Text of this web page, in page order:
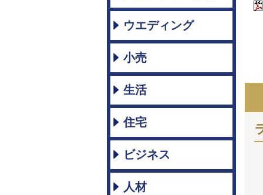
ウエディング
小売
生活
住宅
ビジネス
人材